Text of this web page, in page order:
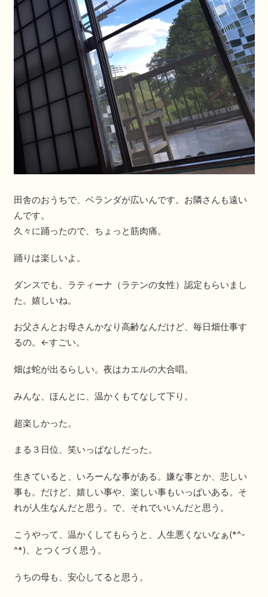
田舎のおうちで、ベランダが広いんです。お隣さんも遠い
んです。
久々に踊ったので、ちょっと筋肉痛。
踊りは楽しいよ。
ダンスでも、ラティーナ（ラテンの女性）認定もらいまし
た。嬉しいね。
お父さんとお母さんかなり高齢なんだけど、毎日畑仕事す
るの。←すごい。
畑は蛇が出るらしい。夜はカエルの大合唱。
みんな、ほんとに、温かくもてなして下り。
超楽しかった。
まる３日位、笑いっぱなしだった。
生きていると、いろーんな事がある。嫌な事とか、悲しい
事も。だけど、嬉しい事や、楽しい事もいっぱいある。そ
れが人生なんだと思う。で、それでいいんだと思う。
こうやって、温かくしてもらうと、人生悪くないなぁ(*^-
^*)、とつくづく思う。
うちの母も、安心してると思う。